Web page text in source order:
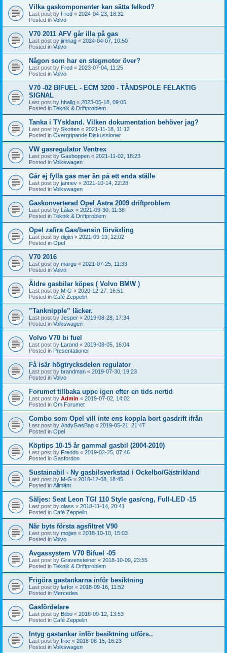
Vilka gaskomponenter kan sätta felkod?
Last post by Fred « 2024-04-23, 18:32
Posted in Volvo
V70 2011 AFV går illa på gas
Last post by jimhag « 2024-04-07, 10:50
Posted in Volvo
Någon som har en stegmotor över?
Last post by Fred « 2023-07-04, 11:25
Posted in Volvo
V70 -02 BIFUEL - ECM 3200 - TÄNDSPOLE FELAKTIG
SIGNAL
Last post by hhallg « 2023-05-18, 09:05
Posted in Teknik & Driftproblem
Tanka i TYskland. Vilken dokumentation behöver jag?
Last post by Skotten « 2021-11-18, 11:12
Posted in Övergripande Diskussioner
VW gasregulator Ventrex
Last post by Gasboppen « 2021-11-02, 18:23
Posted in Volkswagen
Går ej fylla gas mer än på ett enda ställe
Last post by jannev « 2021-10-14, 22:28
Posted in Volkswagen
Gaskonverterad Opel Astra 2009 driftproblem
Last post by Lålax « 2021-09-30, 11:38
Posted in Teknik & Driftproblem
Opel zafira Gas/bensin förväxling
Last post by digici « 2021-09-19, 12:02
Posted in Opel
V70 2016
Last post by margu « 2021-07-25, 11:33
Posted in Volvo
Äldre gasbilar köpes ( Volvo BMW )
Last post by M-G « 2020-12-27, 16:51
Posted in Café Zeppelin
”Tanknipple” läcker.
Last post by Jesper « 2019-08-28, 17:34
Posted in Volkswagen
Volvo V70 bi fuel
Last post by Larand « 2019-08-05, 16:04
Posted in Presentationer
Få isär högtrycksdelen regulator
Last post by brandman « 2019-07-30, 19:23
Posted in Volvo
Forumet tillbaka uppe igen efter en tids nertid
Last post by Admin « 2019-07-02, 14:02
Posted in Om Forumet
Combo som Opel vill inte ens koppla bort gasdrift ifrån
Last post by AndyGasBag « 2019-05-21, 21:47
Posted in Opel
Köptips 10-15 år gammal gasbil (2004-2010)
Last post by Freddo « 2019-02-25, 07:46
Posted in Gasfordon
Sustainabil - Ny gasbilsverkstad i Ockelbo/Gästrikland
Last post by M-G « 2018-12-08, 18:45
Posted in Allmänt
Säljes: Seat Leon TGI 110 Style gas/cng, Full-LED -15
Last post by olass « 2018-11-14, 20:41
Posted in Café Zeppelin
När byts första agsfiltret V90
Last post by mojjen « 2018-10-10, 15:03
Posted in Volvo
Avgassystem V70 Bifuel -05
Last post by Gravensteiner « 2018-10-09, 23:55
Posted in Teknik & Driftproblem
Frigöra gastankarna inför besiktning
Last post by larfor « 2018-09-16, 11:52
Posted in Mercedes
Gasfördelare
Last post by Bilbo « 2018-09-12, 13:53
Posted in Café Zeppelin
Intyg gastankar inför besiktning utförs..
Last post by Iroc « 2018-08-15, 16:23
Posted in Volkswagen